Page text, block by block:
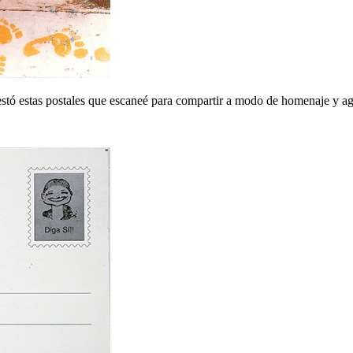
estas postales que escaneé para compartir a modo de homenaje y